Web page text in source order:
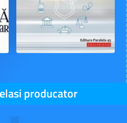
producator